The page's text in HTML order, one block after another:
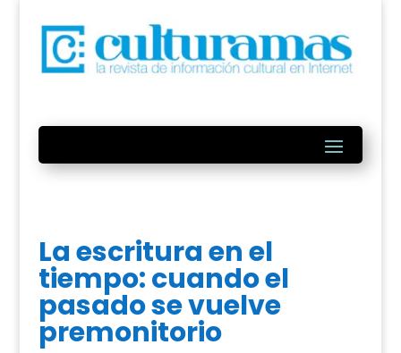
La escritura en el
tiempo: cuando el
pasado se vuelve
premonitorio